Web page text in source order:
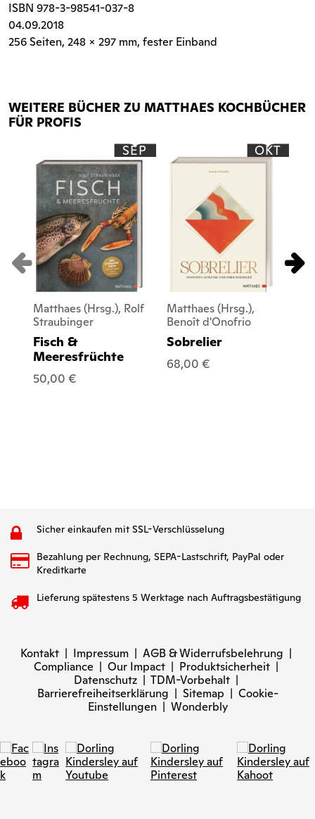
ISBN 978-3-98541-037-8
04.09.2018
256 Seiten, 248 x 297 mm, fester Einband
WEITERE BÜCHER ZU MATTHAES KOCHBÜCHER
FÜR PROFIS
SEP
Matthaes (Hrsg.), Rolf
Straubinger
Fisch &
Meeresfrüchte
50,00 €
OKT
Matthaes (Hrsg.),
Benoît d'Onofrio
Sobrelier
68,00 €
Sicher einkaufen mit SSL-Verschlüsselung
Bezahlung per Rechnung, SEPA-Lastschrift, PayPal oder
Kreditkarte
Lieferung spätestens 5 Werktage nach Auftragsbestätigung
Kontakt | Impressum | AGB & Widerrufsbelehrung |
Compliance | Our Impact | Produktsicherheit |
Datenschutz | TDM-Vorbehalt |
Barrierefreiheitserklärung | Sitemap | Cookie-
Einstellungen| Wonderbly